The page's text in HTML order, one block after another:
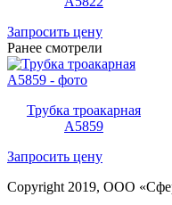
Запросить цену
Ранее смотрели
Трубка троакарная
A5859
Запросить цену
Copyright 2019, ООО